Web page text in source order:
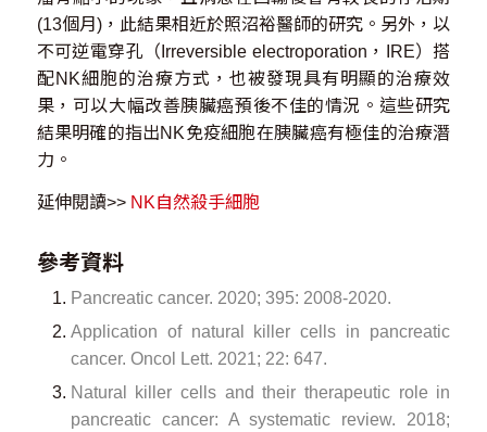
(13個月)，此結果相近於照沼裕醫師的研究。另外，以
不可逆電穿孔（Irreversible electroporation，IRE）搭
配NK細胞的治療方式，也被發現具有明顯的治療效
果，可以大幅改善胰臟癌預後不佳的情況。這些研究
結果明確的指出NK免疫細胞在胰臟癌有極佳的治療潛
力。
延伸閱讀>> NK自然殺手細胞
參考資料
Pancreatic cancer. 2020; 395: 2008-2020.
Application of natural killer cells in pancreatic
cancer. Oncol Lett. 2021; 22: 647.
Natural killer cells and their therapeutic role in
pancreatic cancer: A systematic review. 2018;